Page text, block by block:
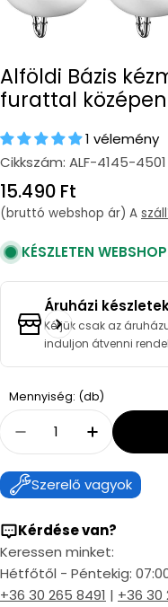
Alföldi Bázis
furattal középen
1 vélemény
Cikkszám: ALF-4145-4501
Regular
price
15.490 Ft
(bruttó webshop ár) A
KÉSZLETEN
Áruházi
Kérjük csak az
induljon átvenni
Mennyiség: (db)Quantity
Decrease
Szerelő vagyok
Kérdése van?
Keressen minket:
Hétfőtől - Péntekig:
+36 30 265 8491 | +36 30